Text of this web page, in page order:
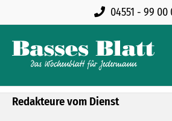
04551 - 99 00
Redakteure vom Dienst